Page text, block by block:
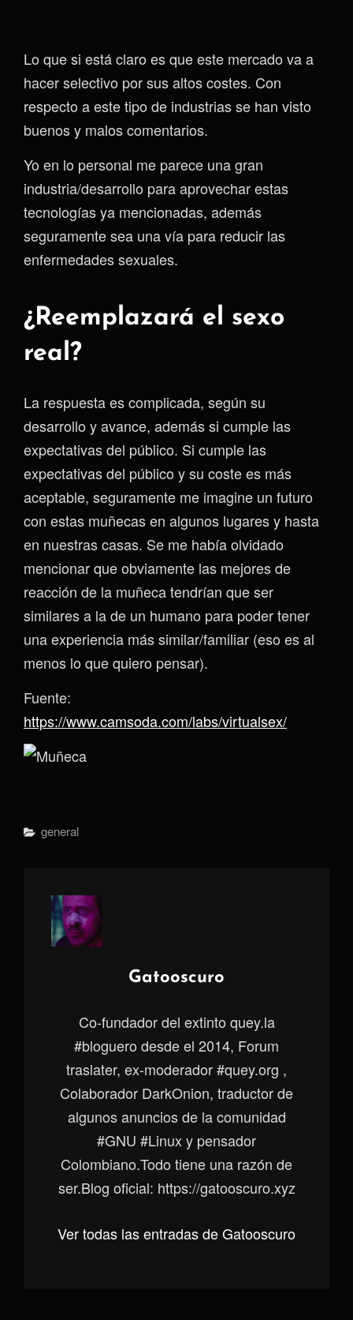
Lo que si está claro es que este mercado va a
hacer selectivo por sus altos costes. Con
respecto a este tipo de industrias se han visto
buenos y malos comentarios.
Yo en lo personal me parece una gran
industria/desarrollo para aprovechar estas
tecnologías ya mencionadas, además
seguramente sea una vía para reducir las
enfermedades sexuales.
¿Reemplazará el sexo
real?
La respuesta es complicada, según su
desarrollo y avance, además si cumple las
expectativas del público. Si cumple las
expectativas del público y su coste es más
aceptable, seguramente me imagine un futuro
con estas muñecas en algunos lugares y hasta
en nuestras casas. Se me había olvidado
mencionar que obviamente las mejores de
reacción de la muñeca tendrían que ser
similares a la de un humano para poder tener
una experiencia más similar/familiar (eso es al
menos lo que quiero pensar).
Fuente:
https://www.camsoda.com/labs/virtualsex/
Categorías
General
Autor:
Gatooscuro
Co-fundador del extinto quey.la
#bloguero desde el 2014, Forum
traslater, ex-moderador #quey.org ,
Colaborador DarkOnion, traductor de
algunos anuncios de la comunidad
#GNU #Linux y pensador
Colombiano.Todo tiene una razón de
ser.Blog oficial: https://gatooscuro.xyz
Ver todas las entradas de Gatooscuro